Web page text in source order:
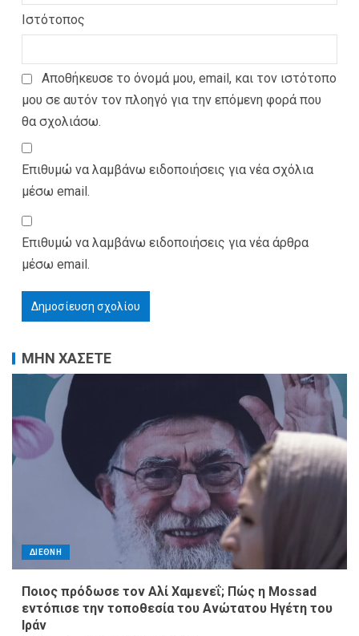
Ιστότοπος
Αποθήκευσε το όνομά μου, email, και τον ιστότοπο
μου σε αυτόν τον πλοηγό για την επόμενη φορά που
θα σχολιάσω.
Επιθυμώ να λαμβάνω ειδοποιήσεις για νέα σχόλια
μέσω email.
Επιθυμώ να λαμβάνω ειδοποιήσεις για νέα άρθρα
μέσω email.
ΜΗΝ ΧΑΣΕΤΕ
ΔΙΕΘΝΗ
Ποιος πρόδωσε τον Αλί Χαμενεΐ; Πώς η Mossad
εντόπισε την τοποθεσία του Ανώτατου Ηγέτη του
Ιράν